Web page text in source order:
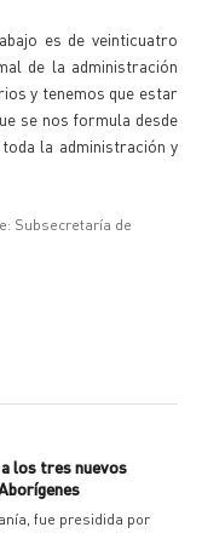
es de veinticuatro
de la administración
y tenemos que estar
se nos formula desde
la administración y
Subsecretaría de
los tres nuevos
fue presidida por